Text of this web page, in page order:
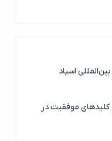
اسپاد
موفقیت در